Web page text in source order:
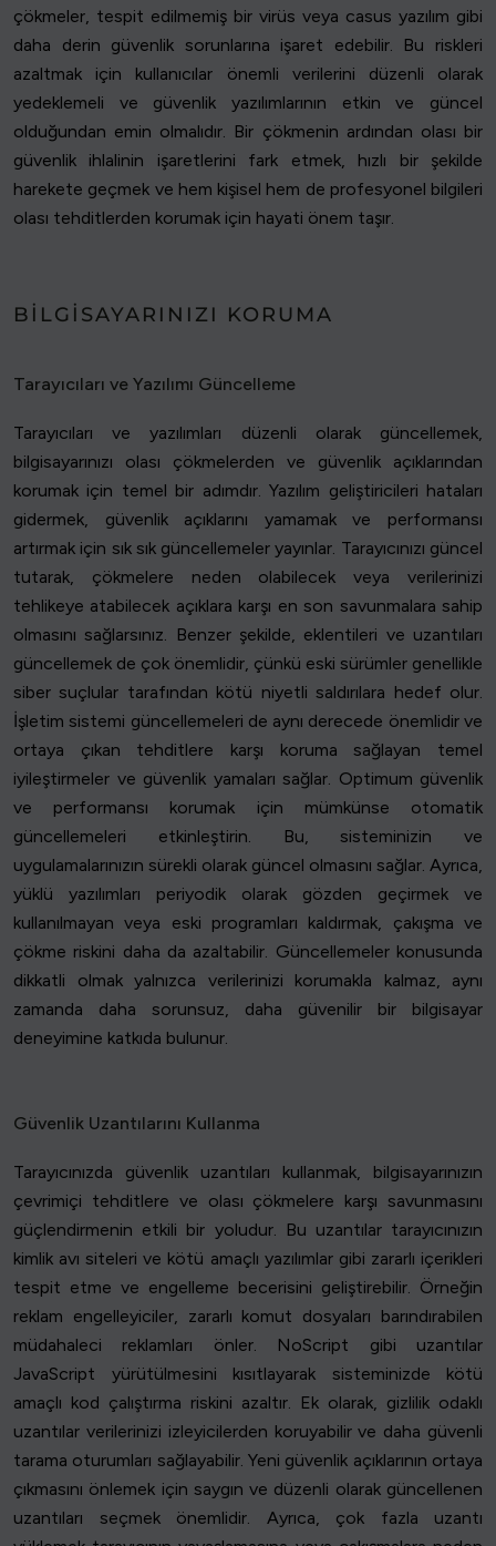
çökmeler, tespit edilmemiş bir virüs veya casus yazılım gibi
daha derin güvenlik sorunlarına işaret edebilir. Bu riskleri
azaltmak için kullanıcılar önemli verilerini düzenli olarak
yedeklemeli ve güvenlik yazılımlarının etkin ve güncel
olduğundan emin olmalıdır. Bir çökmenin ardından olası bir
güvenlik ihlalinin işaretlerini fark etmek, hızlı bir şekilde
harekete geçmek ve hem kişisel hem de profesyonel bilgileri
olası tehditlerden korumak için hayati önem taşır.
BILGISAYARINIZI KORUMA
Tarayıcıları ve Yazılımı Güncelleme
Tarayıcıları ve yazılımları düzenli olarak güncellemek,
bilgisayarınızı olası çökmelerden ve güvenlik açıklarından
korumak için temel bir adımdır. Yazılım geliştiricileri hataları
gidermek, güvenlik açıklarını yamamak ve performansı
artırmak için sık sık güncellemeler yayınlar. Tarayıcınızı güncel
tutarak, çökmelere neden olabilecek veya verilerinizi
tehlikeye atabilecek açıklara karşı en son savunmalara sahip
olmasını sağlarsınız. Benzer şekilde, eklentileri ve uzantıları
güncellemek de çok önemlidir, çünkü eski sürümler genellikle
siber suçlular tarafından kötü niyetli saldırılara hedef olur.
İşletim sistemi güncellemeleri de aynı derecede önemlidir ve
ortaya çıkan tehditlere karşı koruma sağlayan temel
iyileştirmeler ve güvenlik yamaları sağlar. Optimum güvenlik
ve performansı korumak için mümkünse otomatik
güncellemeleri etkinleştirin. Bu, sisteminizin ve
uygulamalarınızın sürekli olarak güncel olmasını sağlar. Ayrıca,
yüklü yazılımları periyodik olarak gözden geçirmek ve
kullanılmayan veya eski programları kaldırmak, çakışma ve
çökme riskini daha da azaltabilir. Güncellemeler konusunda
dikkatli olmak yalnızca verilerinizi korumakla kalmaz, aynı
zamanda daha sorunsuz, daha güvenilir bir bilgisayar
deneyimine katkıda bulunur.
Güvenlik Uzantılarını Kullanma
Tarayıcınızda güvenlik uzantıları kullanmak, bilgisayarınızın
çevrimiçi tehditlere ve olası çökmelere karşı savunmasını
güçlendirmenin etkili bir yoludur. Bu uzantılar tarayıcınızın
kimlik avı siteleri ve kötü amaçlı yazılımlar gibi zararlı içerikleri
tespit etme ve engelleme becerisini geliştirebilir. Örneğin
reklam engelleyiciler, zararlı komut dosyaları barındırabilen
müdahaleci reklamları önler. NoScript gibi uzantılar
JavaScript yürütülmesini kısıtlayarak sisteminizde kötü
amaçlı kod çalıştırma riskini azaltır. Ek olarak, gizlilik odaklı
uzantılar verilerinizi izleyicilerden koruyabilir ve daha güvenli
tarama oturumları sağlayabilir. Yeni güvenlik açıklarının ortaya
çıkmasını önlemek için saygın ve düzenli olarak güncellenen
uzantıları seçmek önemlidir. Ayrıca, çok fazla uzantı